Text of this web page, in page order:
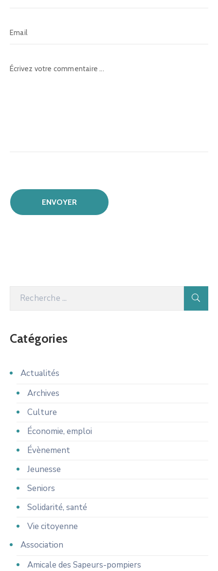
Catégories
Actualités
Archives
Culture
Économie, emploi
Évènement
Jeunesse
Seniors
Solidarité, santé
Vie citoyenne
Association
Amicale des Sapeurs-pompiers